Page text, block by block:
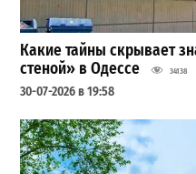
Какие тайны скрывает
стеной» в Одессе
34138
30-07-2026 в 19:58